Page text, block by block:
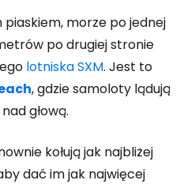
piaskiem, morze po jednej
po drugiej stronie
lotniska SXM. Jest to
,gdzie samoloty lądują
głową.
kołują jak najbliżej
dać im jak najwięcej